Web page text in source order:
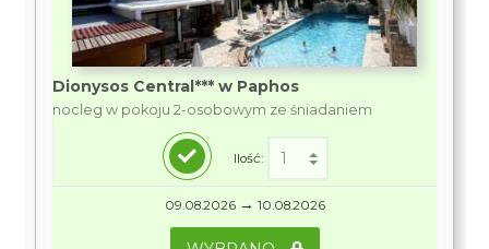
Dionysos Central*** w Paphos
nocleg w pokoju 2-osobowym ze śniadaniem
Ilość:
09.08.2026 → 10.08.2026